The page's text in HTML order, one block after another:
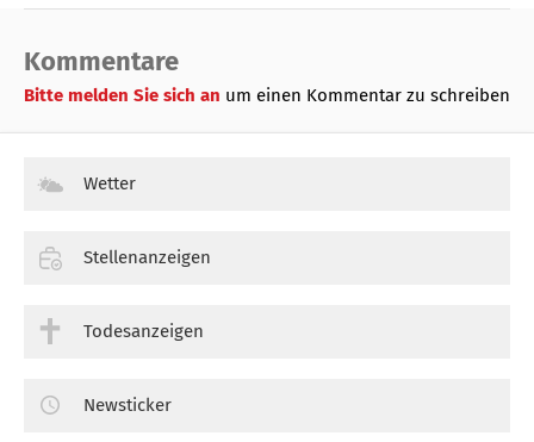
Kommentare
Bitte melden Sie sich an um einen Kommentar zu schreiben
Wetter
Stellenanzeigen
Todesanzeigen
Newsticker